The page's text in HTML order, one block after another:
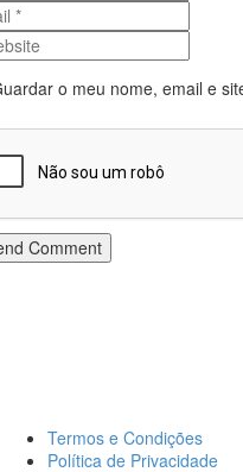
o meu nome, email e
Comment
Termos e Condições
Política de Privacidade